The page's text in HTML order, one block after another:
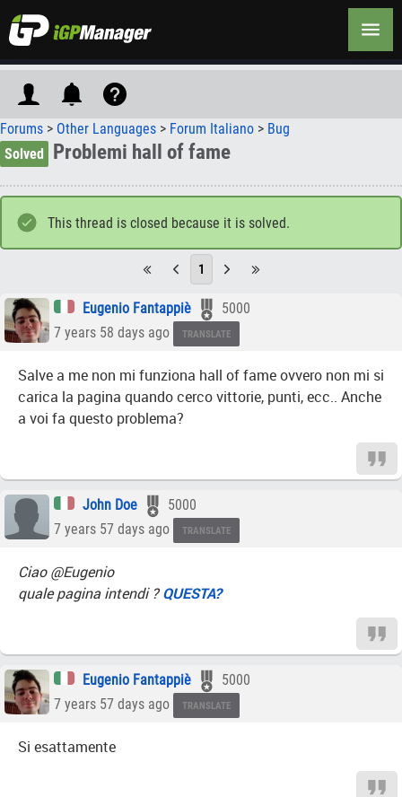
Forums > Other Languages > Forum Italiano > Bug
Solved
Problemi hall of fame
This thread is closed because it is solved.
1
Eugenio Fantappiè
5000
7 years 58 days ago
TRANSLATE
Salve a me non mi funziona hall of fame ovvero non mi si
carica la pagina quando cerco vittorie, punti, ecc.. Anche
a voi fa questo problema?
John Doe
5000
7 years 57 days ago
TRANSLATE
Ciao @Eugenio
quale pagina intendi ?QUESTA?
Eugenio Fantappiè
5000
7 years 57 days ago
TRANSLATE
Si esattamente